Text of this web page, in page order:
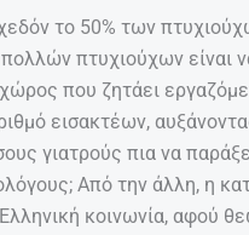
το 50% των
πτυχιούχων είναι
που ζητάει
εισακτέων,
γιατρούς πια να
Από την άλλη, η
κοινωνία, αφού